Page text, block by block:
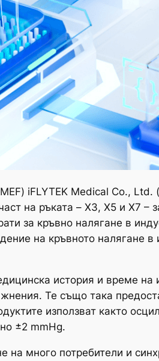
iFLYTEK Medical Co., Ltd.
на ръката – X3, X5 и X7 –
за кръвно налягане в
на кръвното налягане в
история и време на
Те също така
използват както
±2 mmHg.
на много потребители и